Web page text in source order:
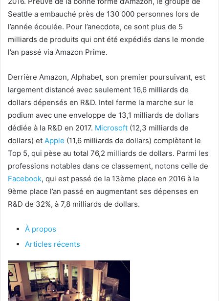
Seattle a embauché près de 130 000 personnes lors de
l’année écoulée. Pour l’anecdote, ce sont plus de 5
milliards de produits qui ont été expédiés dans le monde
l’an passé via Amazon Prime.
Derrière Amazon, Alphabet, son premier poursuivant, est
largement distancé avec seulement 16,6 milliards de
dollars dépensés en R&D. Intel ferme la marche sur le
podium avec une enveloppe de 13,1 milliards de dollars
dédiée à la R&D en 2017. Microsoft (12,3 milliards de
dollars) et Apple (11,6 milliards de dollars) complètent le
Top 5, qui pèse au total 76,2 milliards de dollars. Parmi les
professions notables dans ce classement, notons celle de
Facebook, qui est passé de la 13ème place en 2016 à la
9ème place l’an passé en augmentant ses dépenses en
R&D de 32%, à 7,8 milliards de dollars.
À propos
Articles récents